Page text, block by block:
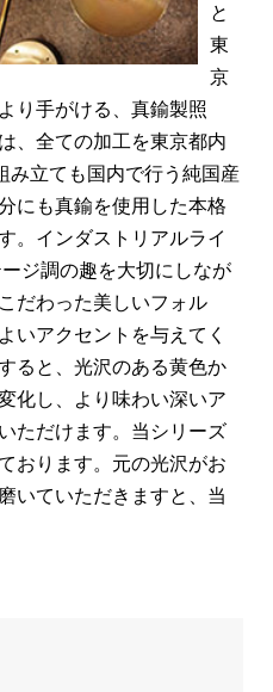
と
東
京
り手がける、真鍮製照
、全ての加工を東京都内
み立ても国内で行う純国産
にも真鍮を使用した本格
。インダストリアルライ
ジ調の趣を大切にしなが
だわった美しいフォル
いアクセントを与えてく
ると、光沢のある黄色か
化し、より味わい深いア
ただけます。当シリーズ
おります。元の光沢がお
いていただきますと、当